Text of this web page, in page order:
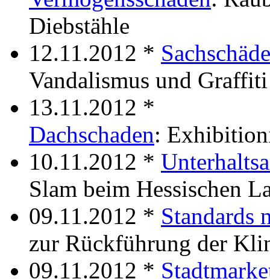
Diebstähle
12.11.2012 *
Vandalismus und Graffiti
13.11.2012 *
Dachschaden:
10.11.2012 *
Slam beim Hessischen
09.11.2012 * Standards
zur Rückführung der
09.11.2012 *